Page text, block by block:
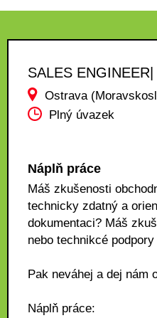
SALES
Ostrava
Plný úvazek
Náplň práce
Máš zkušenosti
technicky zdatný a
dokumentaci? Máš
nebo technikcé
Pak neváhej a dej nám
Náplň práce: